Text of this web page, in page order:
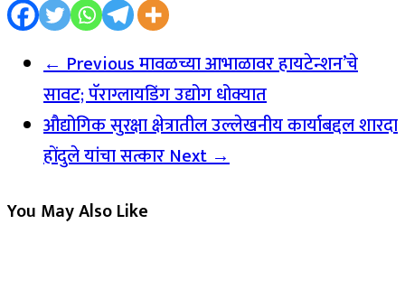
← Previousमावळच्या आभाळावर हायटेन्शन’चे
सावट; पॅराग्लायडिंग उद्योग धोक्यात
औद्योगिक सुरक्षा क्षेत्रातील उल्लेखनीय कार्याबद्दल शारदा
होंदुले यांचा सत्कारNext →
You May Also Like